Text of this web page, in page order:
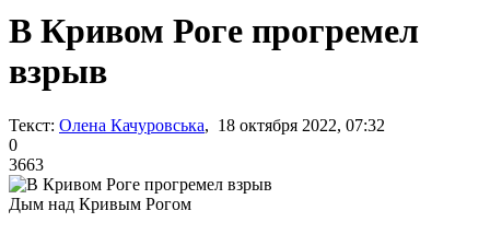
В Кривом Роге прогремел
взрыв
Текст: Олена Качуровська, 18 октября 2022, 07:32
0
3663
Дым над Кривым Рогом